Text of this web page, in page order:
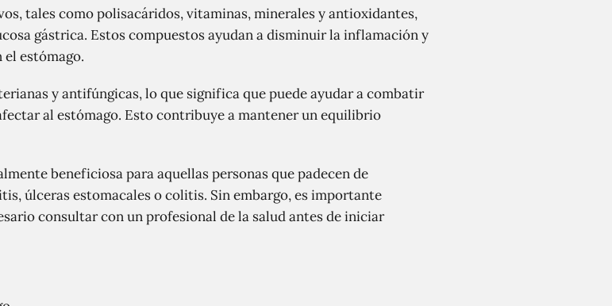
tales como polisacáridos, vitaminas, minerales y antioxidantes,
gástrica. Estos compuestos ayudan a disminuir la inflamación y
estómago.
y antifúngicas, lo que significa que puede ayudar a combatir
al estómago. Esto contribuye a mantener un equilibrio
beneficiosa para aquellas personas que padecen de
úlceras estomacales o colitis. Sin embargo, es importante
consultar con un profesional de la salud antes de iniciar